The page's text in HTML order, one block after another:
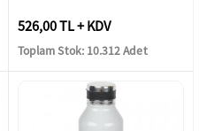
526,00 TL + KDV
Toplam Stok: 10.312 Adet